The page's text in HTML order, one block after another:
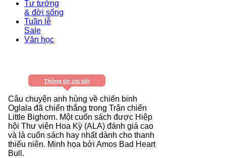
Tư tưởng
& đời sống
Tuần lễ
Sale
Văn học
Thông tin chi tiết
Câu chuyện anh hùng về chiến binh
Oglala đã chiến thắng trong Trận chiến
Little Bighorn. Một cuốn sách được Hiệp
hội Thư viện Hoa Kỳ (ALA) đánh giá cao
và là cuốn sách hay nhất dành cho thanh
thiếu niên. Minh họa bởi Amos Bad Heart
Bull.